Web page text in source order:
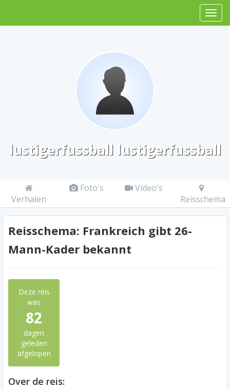
lustigerfussball lustigerfussball
Verhalen
Foto's
Video's
Reisschema
Reisschema: Frankreich gibt 26-
Mann-Kader bekannt
Deze reis
was
82
dagen
geleden
afgelopen
Over de reis: